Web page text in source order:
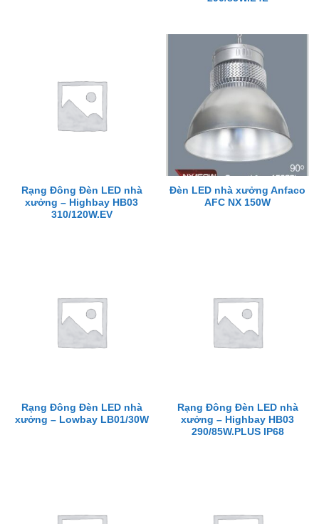
Rạng Đông Đèn LED nhà
xưởng – Highbay HB03
310/120W.EV
Đèn LED nhà xưởng Anfaco
AFC NX 150W
Rạng Đông Đèn LED nhà
xưởng – Lowbay LB01/30W
Rạng Đông Đèn LED nhà
xưởng – Highbay HB03
290/85W.PLUS IP68